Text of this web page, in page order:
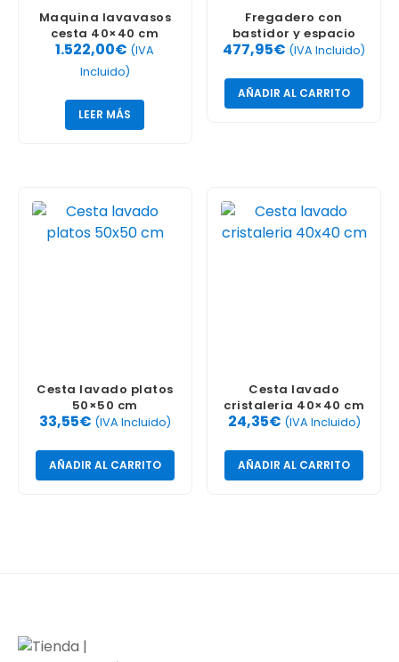
Maquina lavavasos
cesta 40×40 cm
WGC-400 Fagor
1.522,00€ (IVA
Incluido)
LEER MÁS
Fregadero con
bastidor y espacio
para lavavajilla,
477,95€ (IVA Incluido)
AÑADIR AL CARRITO
Cesta lavado platos
50×50 cm
33,55€ (IVA Incluido)
AÑADIR AL CARRITO
Cesta lavado
cristaleria 40×40 cm
24,35€ (IVA Incluido)
AÑADIR AL CARRITO